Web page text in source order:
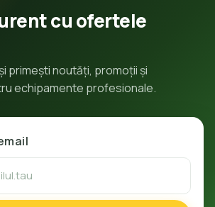
cu ofertele
primești noutăți, promoții și
echipamente profesionale.